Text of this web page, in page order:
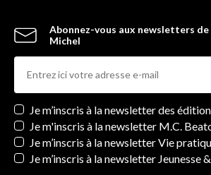
Abonnez-vous aux newsletters de
Michel
Newsletters
Je m’inscris à la newsletter des
Je m'inscris à la newsletter M.C.
Je m’inscris à la newsletter Vie
Je m’inscris à la newsletter Jeunesse